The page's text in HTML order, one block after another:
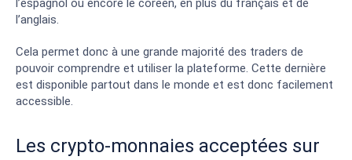
l’espagnol ou encore le coréen, en plus du français et de
l’anglais.
Cela permet donc à une grande majorité des traders de
pouvoir comprendre et utiliser la plateforme. Cette dernière
est disponible partout dans le monde et est donc facilement
accessible.
Les crypto-monnaies acceptées sur